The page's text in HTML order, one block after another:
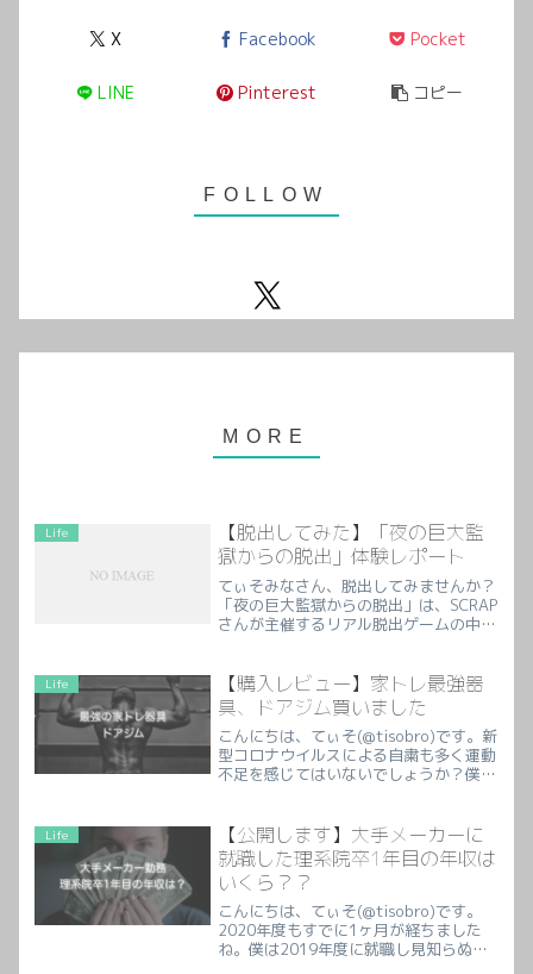
X Facebook Pocket
LINE Pinterest コピー
Life
【脱出してみた】「夜の巨大監
獄からの脱出」体験レポート
てぃそみなさん、脱出してみませんか？
「夜の巨大監獄からの脱出」は、SCRAP
さんが主催するリアル脱出ゲームの中で
は巨大な「監獄」を舞台に、謎解きをし
ながら制限時間内の脱出...
Life
【購入レビュー】家トレ最強器
具、ドアジム買いました
こんにちは、てぃそ(@tisobro)です。新
型コロナウイルスによる自粛も多く運動
不足を感じてはいないでしょうか？僕は
しています。てぃそ運動したい
よ〜〜〜。そんな中、僕は...
Life
【公開します】大手メーカーに
就職した理系院卒1年目の年収は
いくら？？
こんにちは、てぃそ(@tisobro)です。
2020年度もすでに1ヶ月が経ちました
ね。僕は2019年度に就職し見知らぬ土